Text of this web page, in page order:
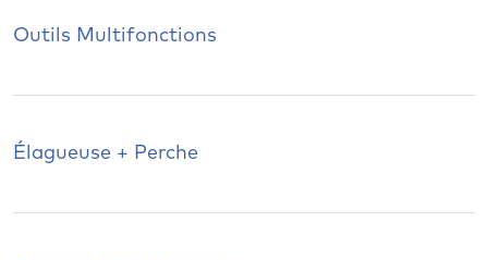
Outils Multifonctions
Élagueuse + Perche